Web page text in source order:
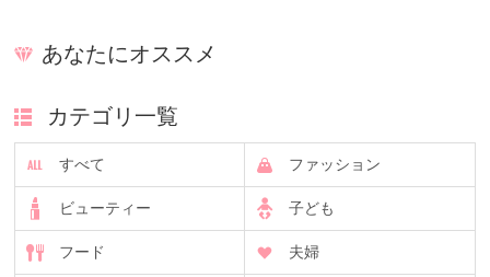
あなたにオススメ
カテゴリ一覧
すべて ファッション
ビューティー 子ども
フード 夫婦